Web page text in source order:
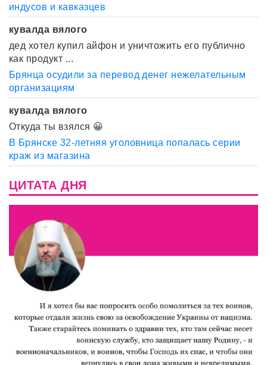
индусов и кавказцев
кувалда вялого
дед хотел купил айфон и уничтожить его публично
как продукт ...
Брянца осудили за перевод денег нежелательным
организациям
кувалда вялого
Откуда ты взялся 😀
В Брянске 32-летняя уголовница попалась серии
краж из магазина
ЦИТАТА ДНЯ